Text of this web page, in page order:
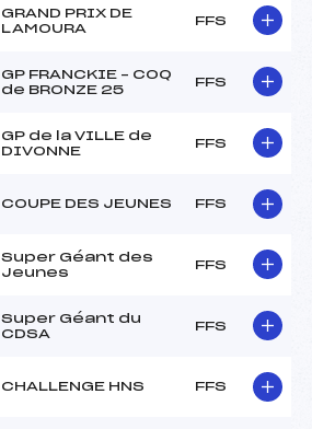
GRAND PRIX DE
LAMOURA
FFS
GP FRANCKIE – COQ
de BRONZE 25
FFS
GP de la VILLE de
DIVONNE
FFS
COUPE DES JEUNES FFS
Super Géant des
Jeunes
FFS
Super Géant du
CDSA
FFS
CHALLENGE HNS FFS